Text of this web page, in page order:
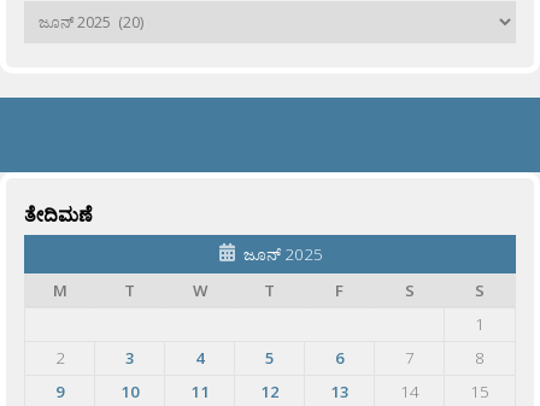
ಹಳೆಯವು
ತೇದಿಮಣೆ
ಜೂನ್ 2025
M
T W T F S
S
1
2
3 4 5 6 7
8
9
10 11 12 13 14
15